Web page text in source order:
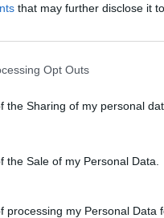
that may further disclose it
Opt Outs
the Sharing of my personal
the Sale of my Personal Data.
processing my Personal Data
διάλογος